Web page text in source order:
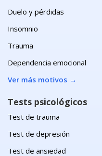
Duelo y pérdidas
Insomnio
Trauma
Dependencia emocional
Ver más motivos →
Tests psicológicos
Test de trauma
Test de depresión
Test de ansiedad